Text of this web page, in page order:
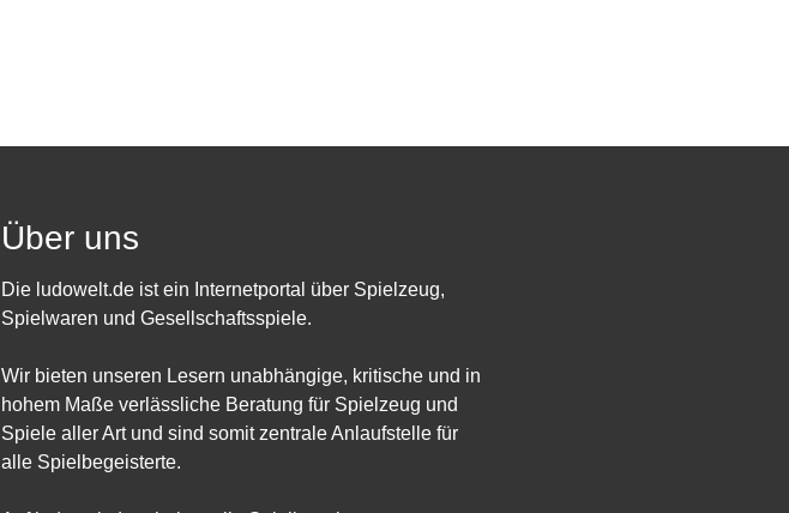
Über uns
Die ludowelt.de ist ein Internetportal über Spielzeug,
Spielwaren und Gesellschaftsspiele.
Wir bieten unseren Lesern unabhängige, kritische und in
hohem Maße verlässliche Beratung für Spielzeug und
Spiele aller Art und sind somit zentrale Anlaufstelle für
alle Spielbegeisterte.